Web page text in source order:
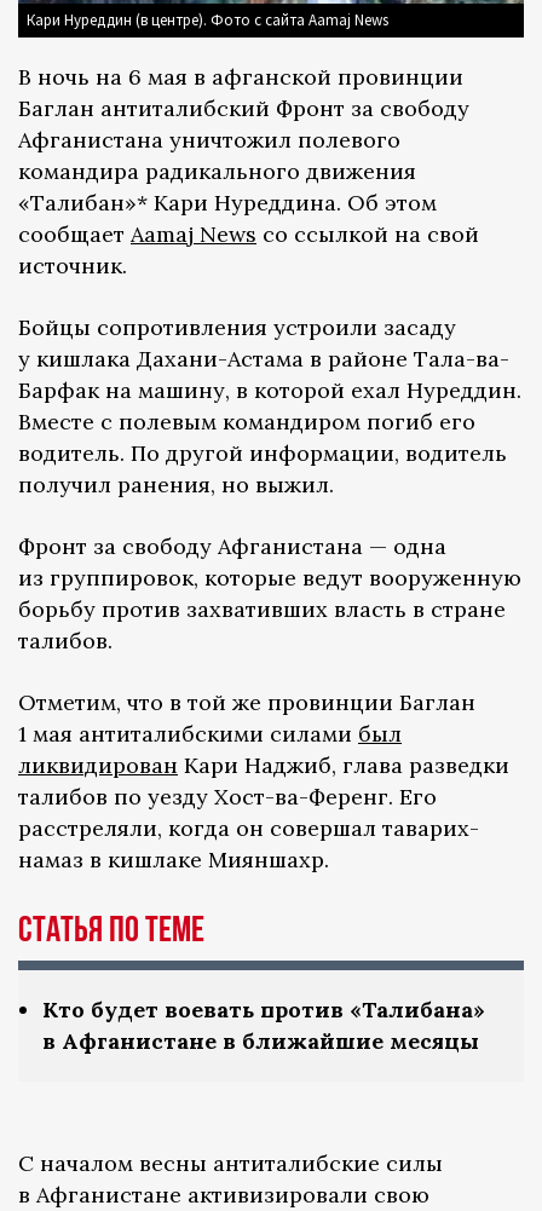
Кари Нуреддин (в центре). Фото с сайта Aamaj News
В ночь на 6 мая в афганской провинции
Баглан антиталибский Фронт за свободу
Афганистана уничтожил полевого
командира радикального движения
«Талибан»* Кари Нуреддина. Об этом
сообщает Aamaj News со ссылкой на свой
источник.
Бойцы сопротивления устроили засаду
у кишлака Дахани-Астама в районе Тала-ва-
Барфак на машину, в которой ехал Нуреддин.
Вместе с полевым командиром погиб его
водитель. По другой информации, водитель
получил ранения, но выжил.
Фронт за свободу Афганистана — одна
из группировок, которые ведут вооруженную
борьбу против захвативших власть в стране
талибов.
Отметим, что в той же провинции Баглан
1 мая антиталибскими силами был
ликвидирован Кари Наджиб, глава разведки
талибов по уезду Хост-ва-Ференг. Его
расстреляли, когда он совершал таварих-
намаз в кишлаке Мияншахр.
Статья по теме
Кто будет воевать против «Талибана»
в Афганистане в ближайшие месяцы
С началом весны антиталибские силы
в Афганистане активизировали свою